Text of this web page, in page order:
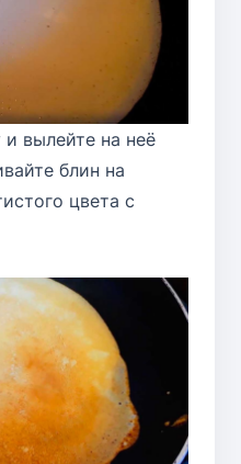
и вылейте на неё
блин на
цвета с